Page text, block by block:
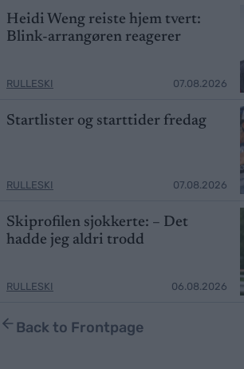
Heidi Weng reiste hjem tvert:
Blink-arrangøren reagerer
RULLESKI 07.08.2026
Startlister og starttider fredag
RULLESKI 07.08.2026
Skiprofilen sjokkerte: – Det
hadde jeg aldri trodd
RULLESKI 06.08.2026
Back to Frontpage